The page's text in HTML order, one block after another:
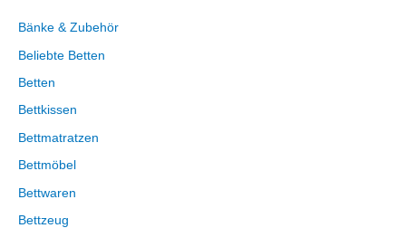
Bänke & Zubehör
Beliebte Betten
Betten
Bettkissen
Bettmatratzen
Bettmöbel
Bettwaren
Bettzeug